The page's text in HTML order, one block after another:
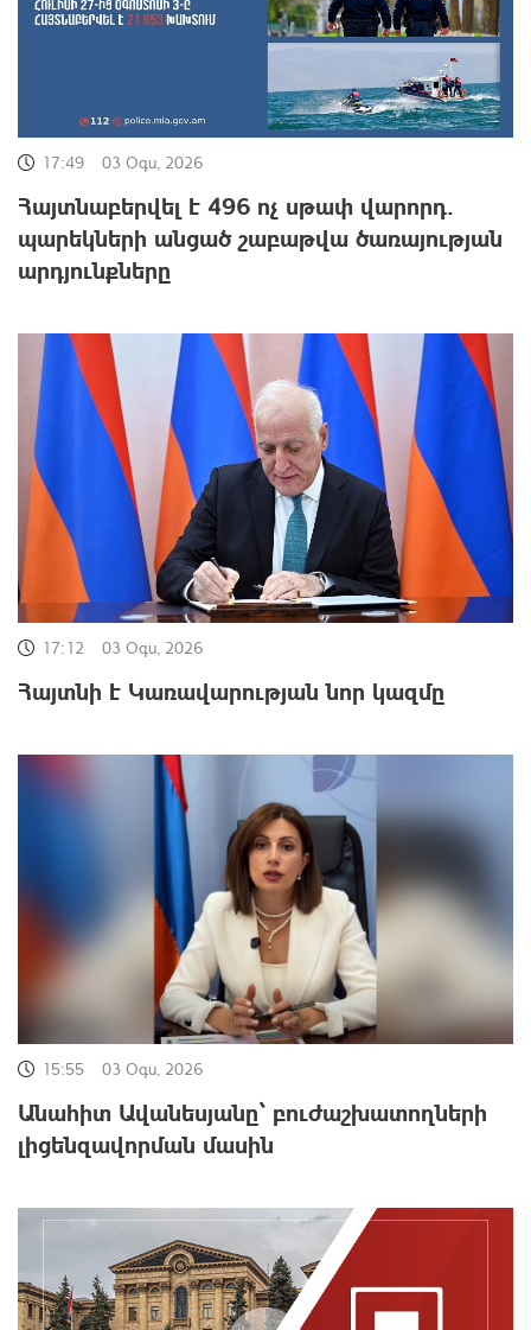
17:49 03 Օգս, 2026
Հայտնաբերվել է 496 ոչ սթափ վարորդ․
պարեկների անցած շաբաթվա ծառայության
արդյունքները
17:12 03 Օգս, 2026
Հայտնի է Կառավարության նոր կազմը
15:55 03 Օգս, 2026
Անահիտ Ավանեսյանը՝ բուժաշխատողների
լիցենզավորման մասին